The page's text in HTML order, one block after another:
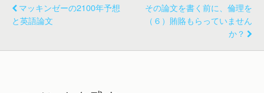
マッキンゼーの2100年予想
と英語論文
その論文を書く前に、倫理を
（６）賄賂もらっていません
か？